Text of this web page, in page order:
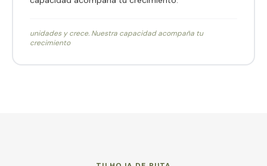
unidades y crece. Nuestra capacidad acompaña tu
crecimiento